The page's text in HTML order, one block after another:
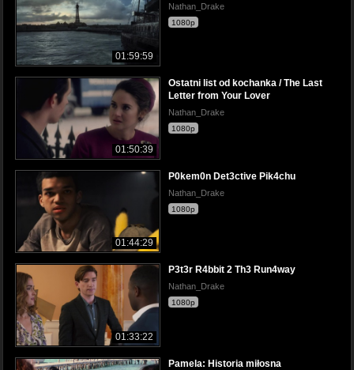
01:59:59
Nathan_Drake
1080p
01:50:39
Ostatni list od kochanka / The Last
Letter from Your Lover
Nathan_Drake
1080p
01:44:29
P0kem0n Det3ctive Pik4chu
Nathan_Drake
1080p
01:33:22
P3t3r R4bbit 2 Th3 Run4way
Nathan_Drake
1080p
Pamela: Historia miłosna